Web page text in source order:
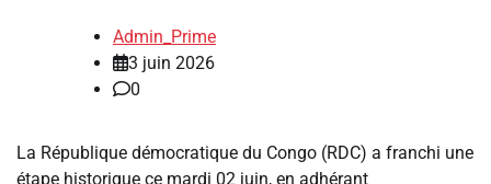
Admin_Prime
3 juin 2026
0
La République démocratique du Congo (RDC) a franchi une
étape historique ce mardi 02 juin, en adhérant